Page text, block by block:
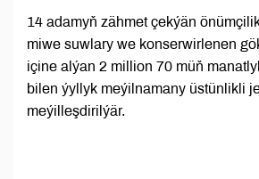
14 adamyň zähmet çekýän
miwe suwlary we konserwirlenen
içine alýan 2 million 70 müň
bilen ýyllyk meýilnamany üstünlikli
meýilleşdirilýär.